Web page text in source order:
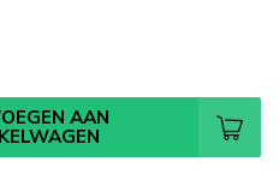
AAN